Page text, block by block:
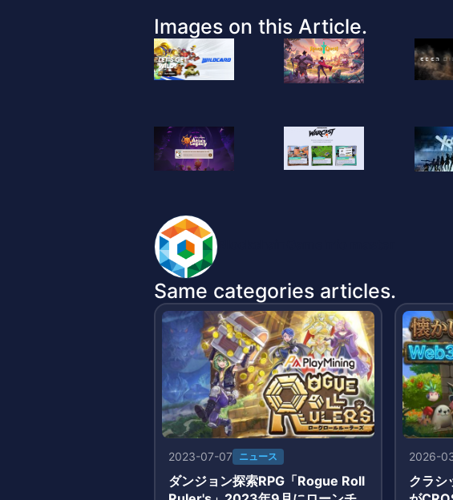
Images on this Article.
Same categories articles.
2023-07-07 ニュース
ダンジョン探索RPG「Rogue Roll
2026-
クラシ